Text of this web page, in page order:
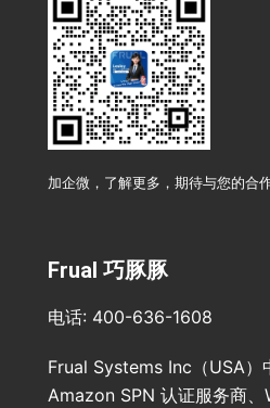
加企微，了解更多，期待与您的合
Frual 巧豚豚
电话: 400-636-1608
Frual Systems Inc（USA）
Amazon SPN 认证服务商